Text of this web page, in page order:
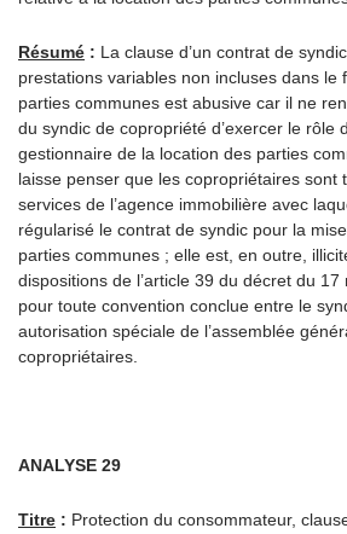
Résumé : La clause d’un contrat de
prestations variables non incluses dans le
parties communes est abusive car il ne
du syndic de copropriété d’exercer le rôle
gestionnaire de la location des parties
laisse penser que les copropriétaires sont
services de l’agence immobilière avec
régularisé le contrat de syndic pour la
parties communes ; elle est, en outre,
dispositions de l’article 39 du décret du
pour toute convention conclue entre le
autorisation spéciale de l’assemblée
copropriétaires.
ANALYSE 29
Titre : Protection du consommateur,